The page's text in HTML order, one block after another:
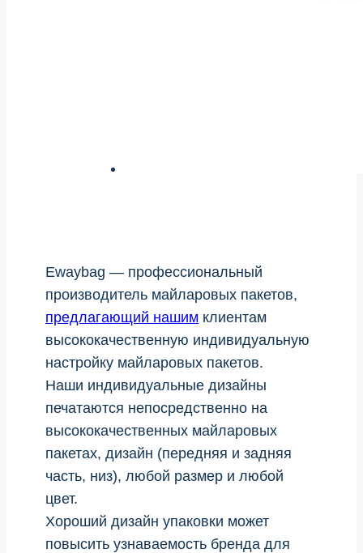
Ewaybag — профессиональный
производитель майларовых пакетов,
предлагающий нашим клиентам
высококачественную индивидуальную
настройку майларовых пакетов.
Наши индивидуальные дизайны
печатаются непосредственно на
высококачественных майларовых
пакетах, дизайн (передняя и задняя
часть, низ), любой размер и любой
цвет.
Хороший дизайн упаковки может
повысить узнаваемость бренда для